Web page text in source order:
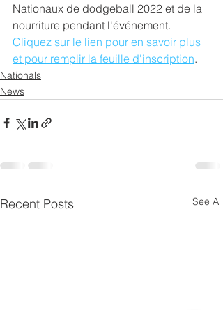
Nationaux de dodgeball 2022 et de la
nourriture pendant l'événement.
Cliquez sur le lien pour en savoir plus
et pour remplir la feuille d'inscription.
Nationals
News
Recent Posts See All